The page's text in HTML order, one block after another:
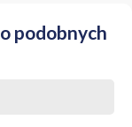
o podobnych